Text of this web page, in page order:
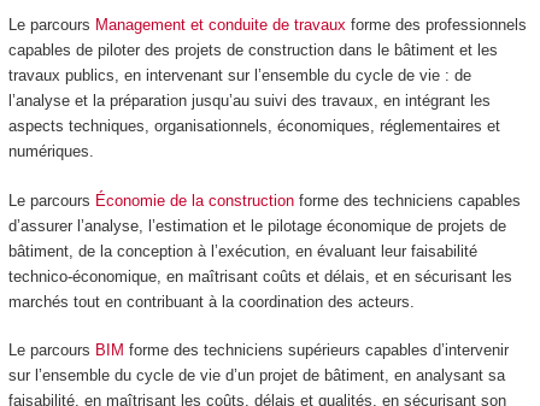
Le parcours Management et conduite de travauxforme des professionnels
capables de piloter des projets de construction dans le bâtiment et les
travaux publics, en intervenant sur l’ensemble du cycle de vie : de
l’analyse et la préparation jusqu’au suivi des travaux, en intégrant les
aspects techniques, organisationnels, économiques, réglementaires et
numériques.
Le parcours Économie de la constructionforme des techniciens capables
d’assurer l’analyse, l’estimation et le pilotage économique de projets de
bâtiment, de la conception à l’exécution, en évaluant leur faisabilité
technico-économique, en maîtrisant coûts et délais, et en sécurisant les
marchés tout en contribuant à la coordination des acteurs.
Le parcours BIM forme des techniciens supérieurs capables d’intervenir
sur l’ensemble du cycle de vie d’un projet de bâtiment, en analysant sa
faisabilité, en maîtrisant les coûts, délais et qualités, en sécurisant son